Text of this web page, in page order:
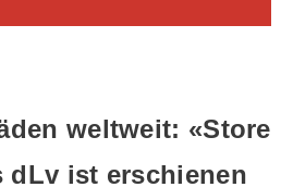
weltweit: «Store
dLv ist erschienen